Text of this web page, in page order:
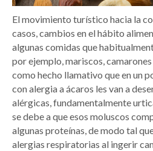
El movimiento turístico hacia la
casos, cambios en el hábito
algunas comidas que
por ejemplo, mariscos,
como hecho llamativo que en un
con alergia a ácaros les van a
alérgicas, fundamentalmente
se debe a que esos moluscos
algunas proteínas, de modo tal
alergias respiratorias al ingerir